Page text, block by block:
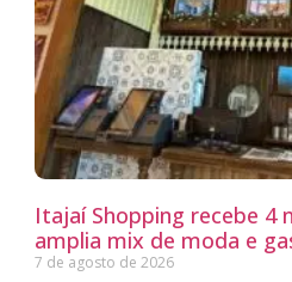
Itajaí Shopping recebe 4
amplia mix de moda e
7 de agosto de 2026